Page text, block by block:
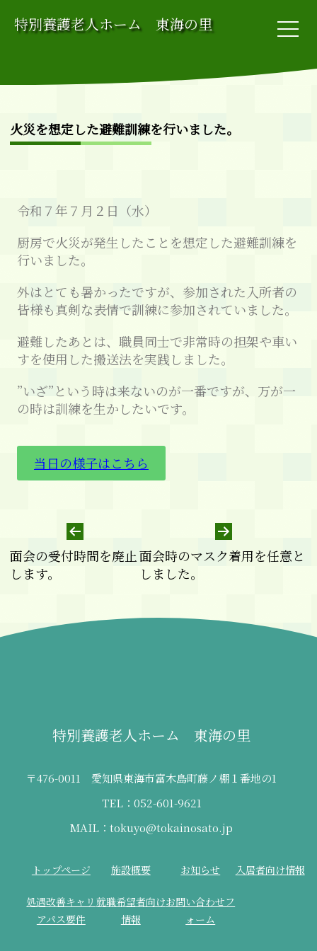
特別養護老人ホーム 東海の里
火災を想定した避難訓練を行いました。
令和７年７月２日（水）
厨房で火災が発生したことを想定した避難訓練を
行いました。
外はとても暑かったですが、参加された入所者の
皆様も真剣な表情で訓練に参加されていました。
避難したあとは、職員同士で非常時の担架や車い
すを使用した搬送法を実践しました。
”いざ”という時は来ないのが一番ですが、万が一
の時は訓練を生かしたいです。
当日の様子はこちら
面会の受付時間を廃止
します。
面会時のマスク着用を任意と
しました。
特別養護老人ホーム 東海の里
〒476-0011 愛知県東海市富木島町藤ノ棚１番地の1
TEL：052-601-9621
MAIL：tokuyo@tokainosato.jp
トップページ 施設概要 お知らせ 入居者向け情報
処遇改善キャリ
アパス要件
就職希望者向け
情報
お問い合わせフ
ォーム